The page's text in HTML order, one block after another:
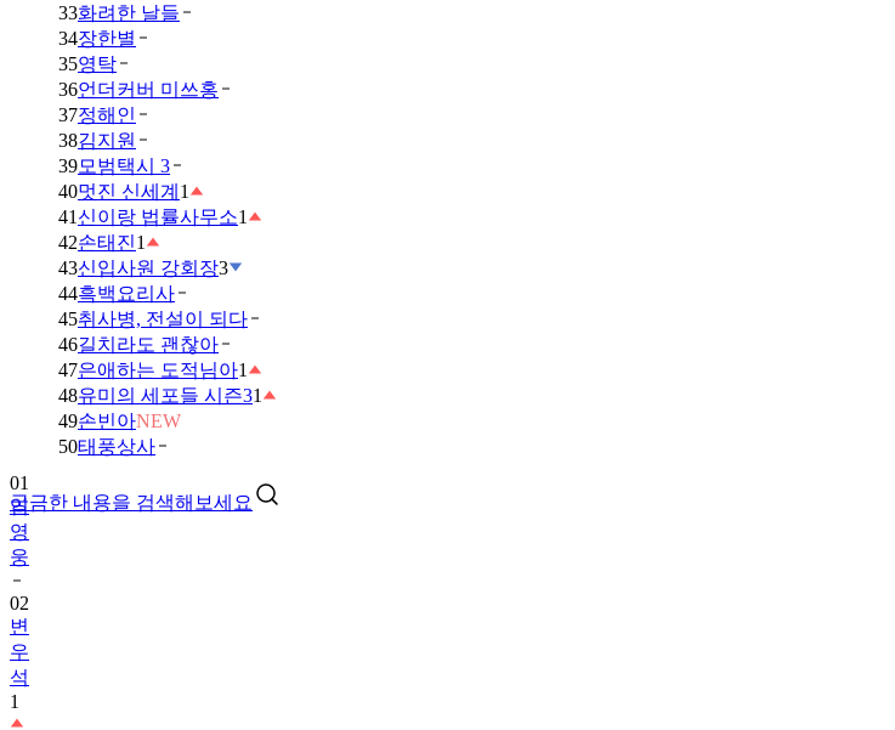
33화려한 날들
34장한별
35영탁
36언더커버 미쓰홍
37정해인
38김지원
39모범택시 3
40멋진 신세계 1
41 신이랑 법률사무소1
42손태진1
43신입사원 강회장3
44흑백요리사
45취사병, 전설이 되다
46길치라도 괜찮아
47은애하는 도적님아1
48유미의 세포들 시즌31
49손빈아NEW
50태풍상사
궁금한 내용을 검색해보세요
영
웅
02
변
우
석
1
03
금